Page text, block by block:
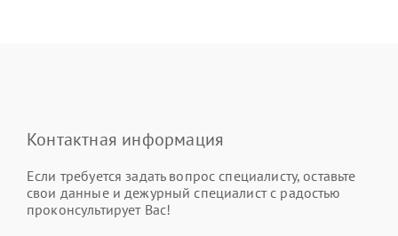
Контактная информация
Если требуется задать вопрос специалисту, оставьте
свои данные и дежурный специалист с радостью
проконсультирует Вас!